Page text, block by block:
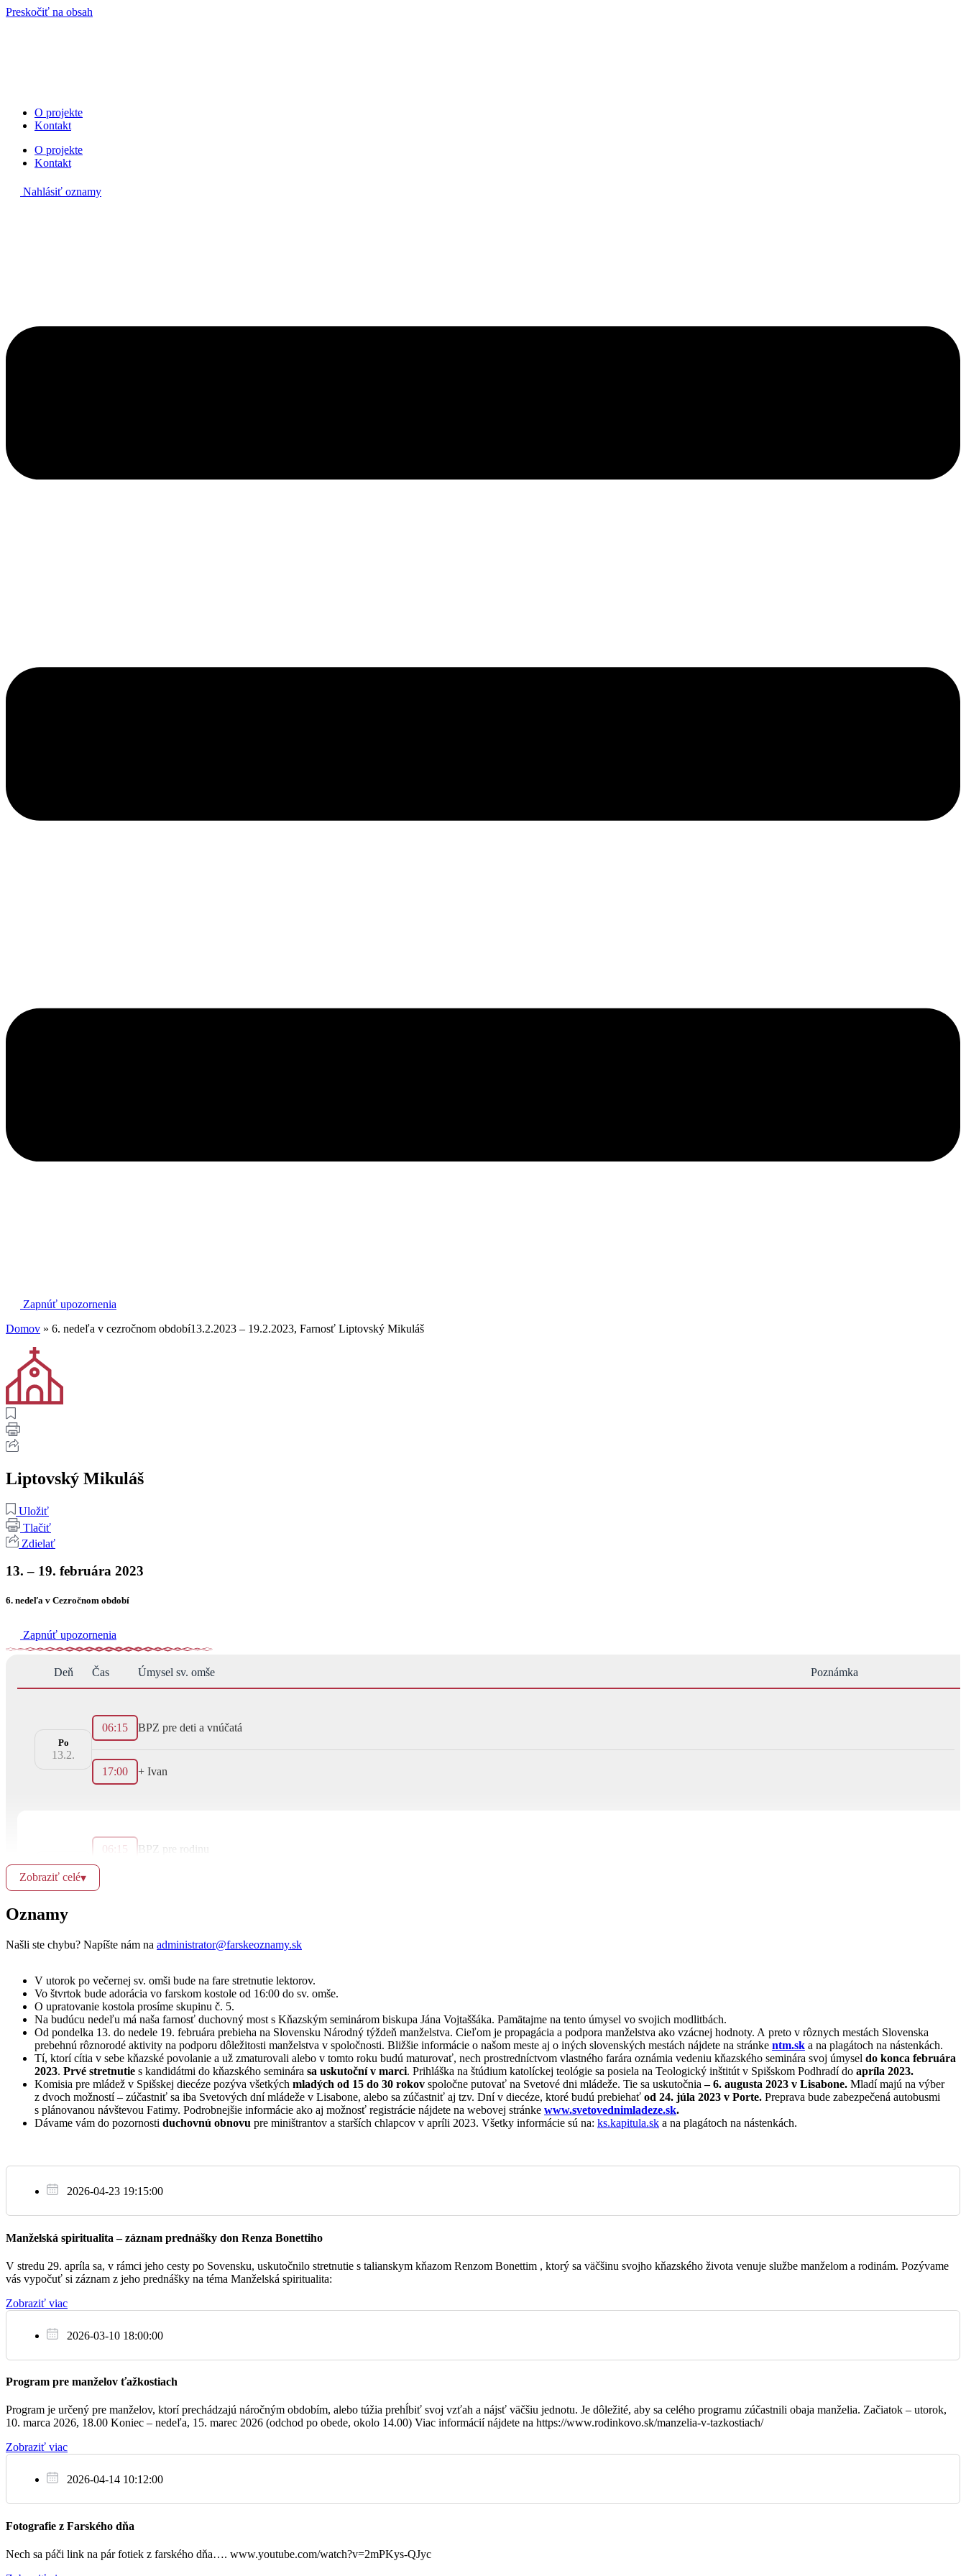
Preskočiť na obsah
O projekte
Kontakt
O projekte
Kontakt
Nahlásiť oznamy
Zapnúť upozornenia
Domov » 6. nedeľa v cezročnom období13.2.2023 – 19.2.2023, Farnosť Liptovský Mikuláš
Liptovský Mikuláš
Uložiť
Tlačiť
Zdielať
13. – 19. februára 2023
6. nedeľa v Cezročnom období
Zapnúť upozornenia
Deň Čas Úmysel sv. omše Poznámka
Po
13.2.
06:15 BPZ pre deti a vnúčatá
17:00 + Ivan
Ut
14.2.
06:15 BPZ pre rodinu
St
15.2. 17:00 + Robert, Elena, Vincent
17:00 BPZ pre Andreu s rodinou
16.2.
17.2.
18.2.
07:00 BPZ pre Lukáša, Simonu a Luciu
Zobraziť celé▾
Oznamy
Našli ste chybu? Napíšte nám na administrator@farskeoznamy.sk
V utorok po večernej sv. omši bude na fare stretnutie lektorov.
Vo štvrtok bude adorácia vo farskom kostole od 16:00 do sv. omše.
O upratovanie kostola prosíme skupinu č. 5.
Na budúcu nedeľu má naša farnosť duchovný most s Kňazským seminárom biskupa Jána Vojtaššáka. Pamätajme na tento úmysel vo svojich modlitbách.
Od pondelka 13. do nedele 19. februára prebieha na Slovensku Národný týždeň manželstva. Cieľom je propagácia a podpora manželstva ako vzácnej hodnoty. A preto v rôznych mestách Slovenska
prebehnú rôznorodé aktivity na podporu dôležitosti manželstva v spoločnosti. Bližšie informácie o našom meste aj o iných slovenských mestách nájdete na stránke ntm.sk a na plagátoch na nástenkách.
Tí, ktorí cítia v sebe kňazské povolanie a už zmaturovali alebo v tomto roku budú maturovať, nech prostredníctvom vlastného farára oznámia vedeniu kňazského seminára svoj úmysel do konca februára
2023. Prvé stretnutie s kandidátmi do kňazského seminára sa uskutoční v marci. Prihláška na štúdium katolíckej teológie sa posiela na Teologický inštitút v Spišskom Podhradí do apríla 2023.
Komisia pre mládež v Spišskej diecéze pozýva všetkých mladých od 15 do 30 rokov spoločne putovať na Svetové dni mládeže. Tie sa uskutočnia– 6. augusta 2023 v Lisabone. Mladí majú na výber
z dvoch možností – zúčastniť sa iba Svetových dní mládeže v Lisabone, alebo sa zúčastniť aj tzv. Dní v diecéze, ktoré budú prebiehať od 24. júla 2023 v Porte. Preprava bude zabezpečená autobusmi
s plánovanou návštevou Fatimy. Podrobnejšie informácie ako aj možnosť registrácie nájdete na webovej stránke www.svetovednimladeze.sk.
Dávame vám do pozornosti duchovnú obnovu pre miništrantov a starších chlapcov v apríli 2023. Všetky informácie sú na: ks.kapitula.sk a na plagátoch na nástenkách.
2026-04-23 19:15:00
Manželská spiritualita – záznam prednášky don Renza Bonettiho
V stredu 29. apríla sa, v rámci jeho cesty po Sovensku, uskutočnilo stretnutie s talianskym kňazom Renzom Bonettim , ktorý sa väčšinu svojho kňazského života venuje službe manželom a rodinám. Pozývame
vás vypočuť si záznam z jeho prednášky na téma Manželská spiritualita:
Zobraziť viac
2026-03-10 18:00:00
Program pre manželov ťažkostiach
Program je určený pre manželov, ktorí prechádzajú náročným obdobím, alebo túžia prehĺbiť svoj vzťah a nájsť väčšiu jednotu. Je dôležité, aby sa celého programu zúčastnili obaja manželia. Začiatok – utorok,
10. marca 2026, 18.00 Koniec – nedeľa, 15. marec 2026 (odchod po obede, okolo 14.00) Viac informácií nájdete na https://www.rodinkovo.sk/manzelia-v-tazkostiach/
Zobraziť viac
2026-04-14 10:12:00
Fotografie z Farského dňa
Nech sa páči link na pár fotiek z farského dňa…. www.youtube.com/watch?v=2mPKys-QJyc